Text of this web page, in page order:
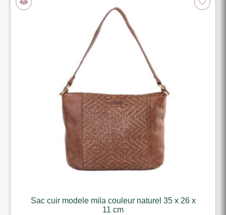
Sac cuir modele mila couleur naturel 35 x 26 x
11 cm